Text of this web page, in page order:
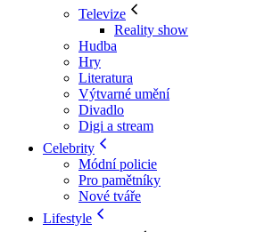
Televize
Reality show
Hudba
Hry
Literatura
Výtvarné umění
Divadlo
Digi a stream
Celebrity
Módní policie
Pro pamětníky
Nové tváře
Lifestyle